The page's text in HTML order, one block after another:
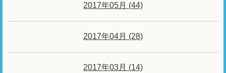
2017年05月 (44)
2017年04月 (28)
2017年03月 (14)